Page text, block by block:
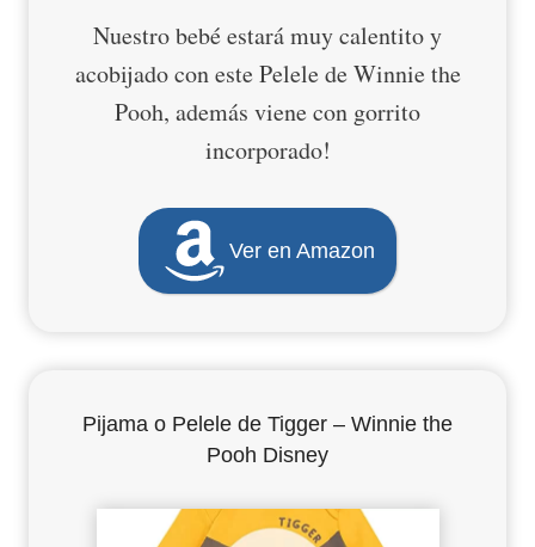
Nuestro bebé estará muy calentito y
acobijado con este Pelele de Winnie the
Pooh, además viene con gorrito
incorporado!
Ver en Amazon
Pijama o Pelele de Tigger – Winnie the
Pooh Disney